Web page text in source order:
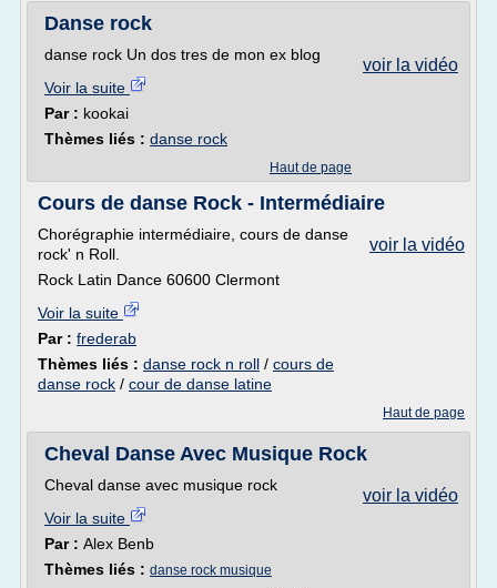
Danse rock
voir la vidéo
danse rock Un dos tres de mon ex blog
Voir la suite
Par : kookai
Thèmes liés : danse rock
Haut de page
Cours de danse Rock - Intermédiaire
voir la vidéo
Chorégraphie intermédiaire, cours de danse
rock' n Roll.
Rock Latin Dance 60600 Clermont
Voir la suite
Par : frederab
Thèmes liés : danse rock n roll / cours de
danse rock / cour de danse latine
Haut de page
Cheval Danse Avec Musique Rock
voir la vidéo
Cheval danse avec musique rock
Voir la suite
Par : Alex Benb
Thèmes liés : danse rock musique